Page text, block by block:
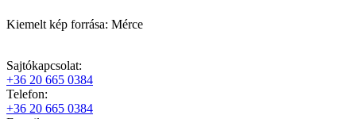
Kiemelt kép forrása: Mérce
Sajtókapcsolat:
+36 20 665 0384
Telefon:
+36 20 665 0384